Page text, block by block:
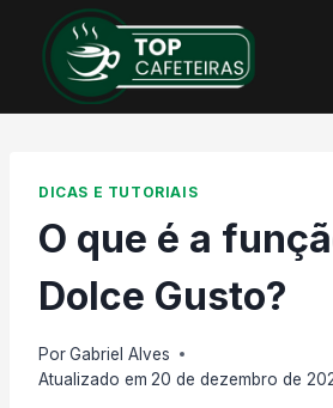
Conteúdo
DICAS E TUTORIAIS
O que é a
Dolce Gusto?
PorGabriel Alves
Atualizado em 20 de dezembro de